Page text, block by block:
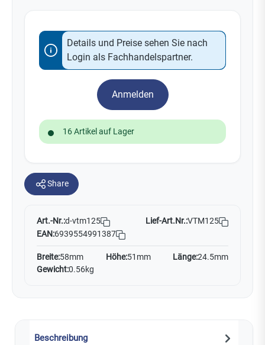
Details und Preise sehen Sie nach
Login als Fachhandelspartner.
Anmelden
16 Artikel auf Lager
Share
Art.-Nr.:d-vtm125 Lief-Art.Nr.:VTM125
EAN:6939554991387
Breite:58mm Höhe:51mm Länge:24.5mm
Gewicht:0.56kg
Beschreibung